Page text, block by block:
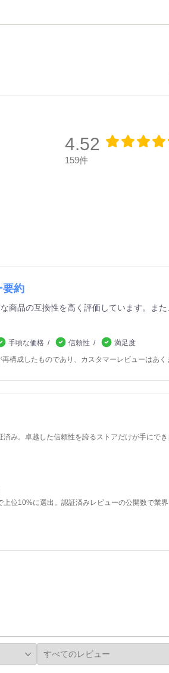
4.52
159件
要約
商品の互換性を高く評価しています。ま
手頃な価格 信頼性
満足度
構成したものであり、カスタマーレビューはあ
み。卓越した信頼性を誇るストアだけが手にでき
上位10%に選出。認証済みレビューの公開数で業